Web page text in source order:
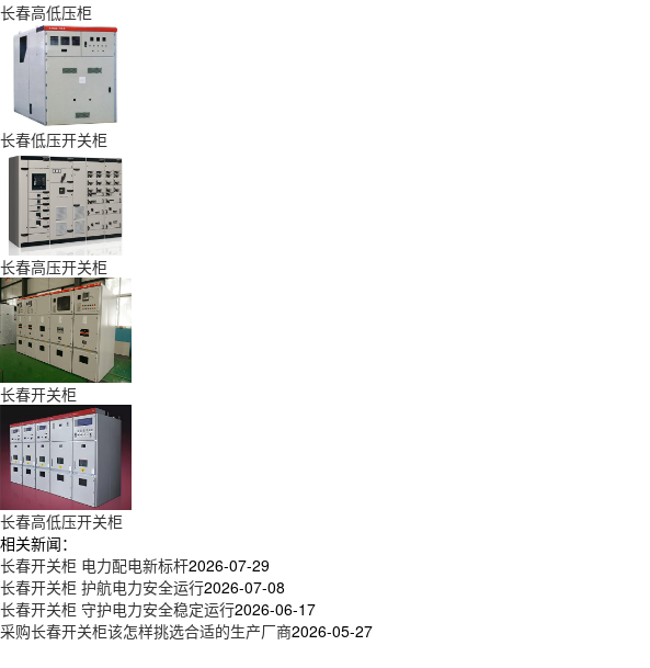
长春高低压柜
长春低压开关柜
长春高压开关柜
长春开关柜
长春高低压开关柜
相关新闻：
长春开关柜 电力配电新标杆2026-07-29
长春开关柜 护航电力安全运行2026-07-08
长春开关柜 守护电力安全稳定运行2026-06-17
采购长春开关柜该怎样挑选合适的生产厂商2026-05-27